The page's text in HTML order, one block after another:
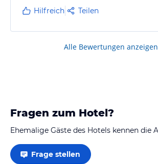
Hilfreich Teilen
Alle Bewertungen anzeigen
Fragen zum Hotel?
Ehemalige Gäste des Hotels kennen die
Frage stellen